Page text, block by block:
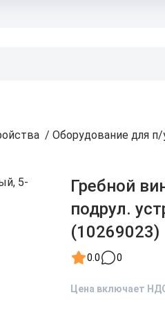
/ Оборудование для п/
Гребной
подрул.
(10269023)
0.0 0
Цена включает